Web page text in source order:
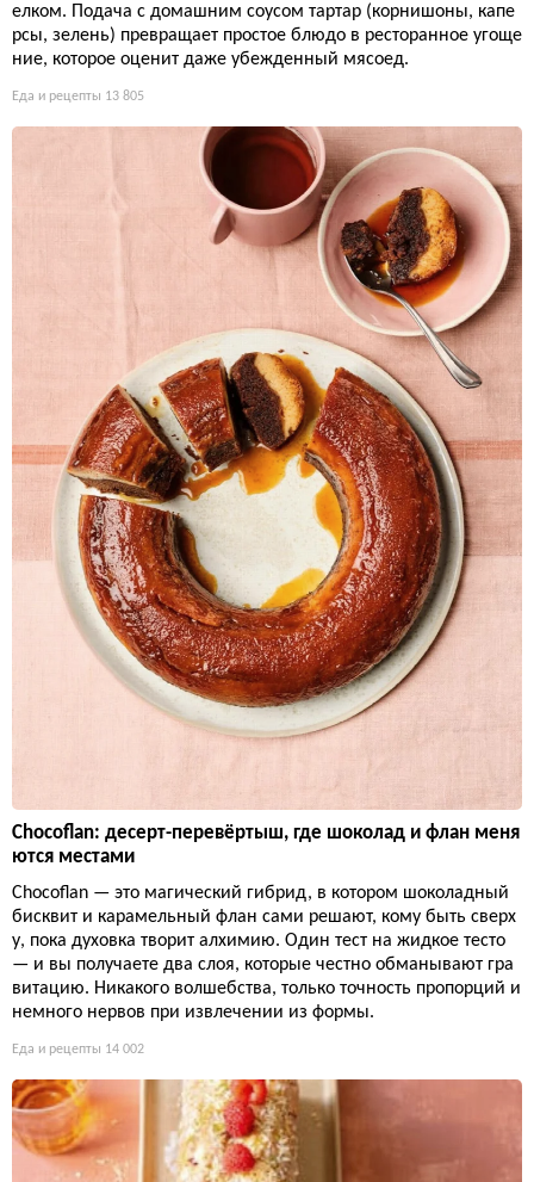
елком. Подача с домашним соусом тартар (корнишоны, капе
рсы, зелень) превращает простое блюдо в ресторанное угоще
ние, которое оценит даже убежденный мясоед.
Еда и рецепты 13 805
Chocoflan: десерт-перевёртыш, где шоколад и флан меня
ются местами
Chocoflan — это магический гибрид, в котором шоколадный
бисквит и карамельный флан сами решают, кому быть сверх
у, пока духовка творит алхимию. Один тест на жидкое тесто
— и вы получаете два слоя, которые честно обманывают гра
витацию. Никакого волшебства, только точность пропорций и
немного нервов при извлечении из формы.
Еда и рецепты 14 002